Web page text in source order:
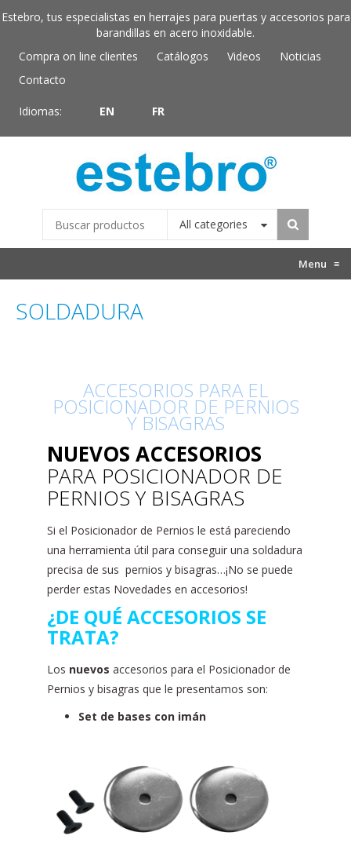
Estebro, tus especialistas en herrajes para puertas y accesorios para
barandillas en acero inoxidable.
Compra on line clientes
Catálogos Videos
Noticias
Contacto
Idiomas: EN FR
All categories
Menu ≡
SOLDADURA
ACCESORIOS PARA EL
POSICIONADOR DE PERNIOS
Y BISAGRAS
NUEVOS ACCESORIOS
PARA POSICIONADOR DE
PERNIOS Y BISAGRAS
Si el Posicionador de Pernios le está pareciendo
una herramienta útil para conseguir una soldadura
precisa de sus pernios y bisagras…¡No se puede
perder estas Novedades en accesorios!
¿DE QUÉ ACCESORIOS SE
TRATA?
Los nuevos accesorios para el Posicionador de
Pernios y bisagras que le presentamos son:
Set de bases con imán